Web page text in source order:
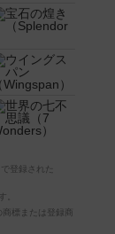
登録された
。
標または登録商